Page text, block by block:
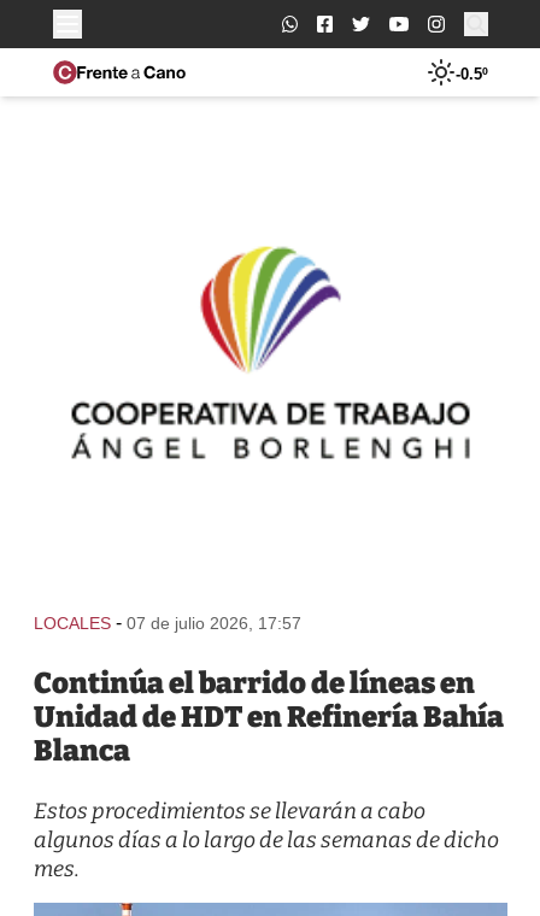
Buscar:
-0.5º
LOCALES - 07 de julio 2026, 17:57
Continúa el barrido de líneas en
Unidad de HDT en Refinería Bahía
Blanca
Estos procedimientos se llevarán a cabo
algunos días a lo largo de las semanas de dicho
mes.